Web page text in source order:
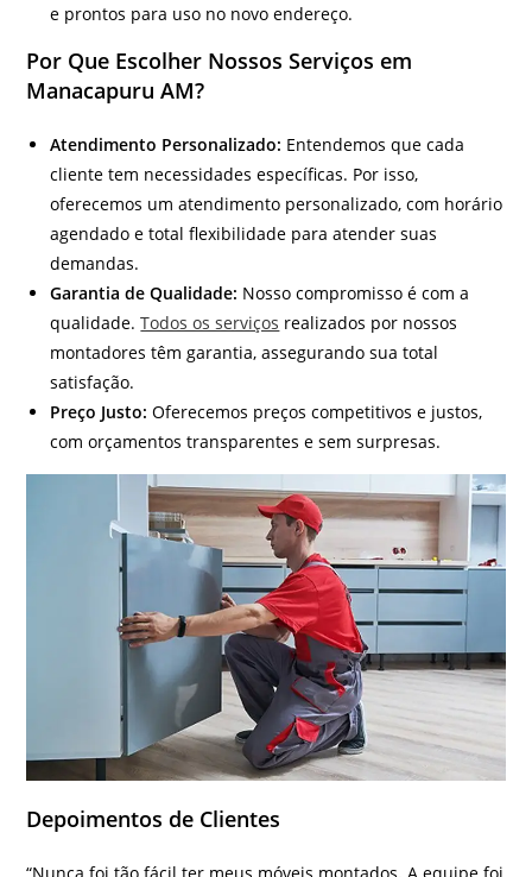
e prontos para uso no novo endereço.
Por Que Escolher Nossos Serviços em
Manacapuru AM?
Atendimento Personalizado: Entendemos que cada
cliente tem necessidades específicas. Por isso,
oferecemos um atendimento personalizado, com horário
agendado e total flexibilidade para atender suas
demandas.
Garantia de Qualidade: Nosso compromisso é com a
qualidade.Todos os serviços realizados por nossos
montadores têm garantia, assegurando sua total
satisfação.
Preço Justo: Oferecemos preços competitivos e justos,
com orçamentos transparentes e sem surpresas.
Depoimentos de Clientes